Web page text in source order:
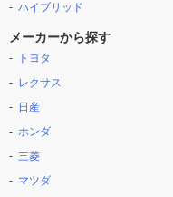
ハイブリッド
メーカーから探す
トヨタ
レクサス
日産
ホンダ
三菱
マツダ